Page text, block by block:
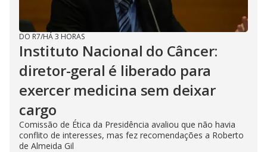
DO R7/HÁ 3 HORAS
Instituto Nacional do Câncer:
diretor-geral é liberado para
exercer medicina sem deixar
cargo
Comissão de Ética da Presidência avaliou que não havia
conflito de interesses, mas fez recomendações a Roberto
de Almeida Gil